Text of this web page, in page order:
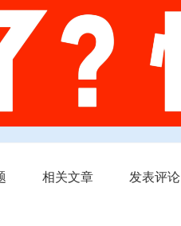
相关文章 发表评论